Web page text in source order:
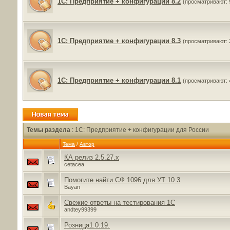
(просматривают:
1C: Предприятие + конфигурации 8.3 (просматривают:
1C: Предприятие + конфигурации 8.1 (просматривают:
Темы раздела : 1C: Предприятие + конфигурации для России
Тема / Автор
КА релиз 2.5.27.х
cetacea
Помогите найти СФ 1096 для УТ 10.3
Bayan
Свежие ответы на тестирования 1С
andtey99399
Розница1.0.19.